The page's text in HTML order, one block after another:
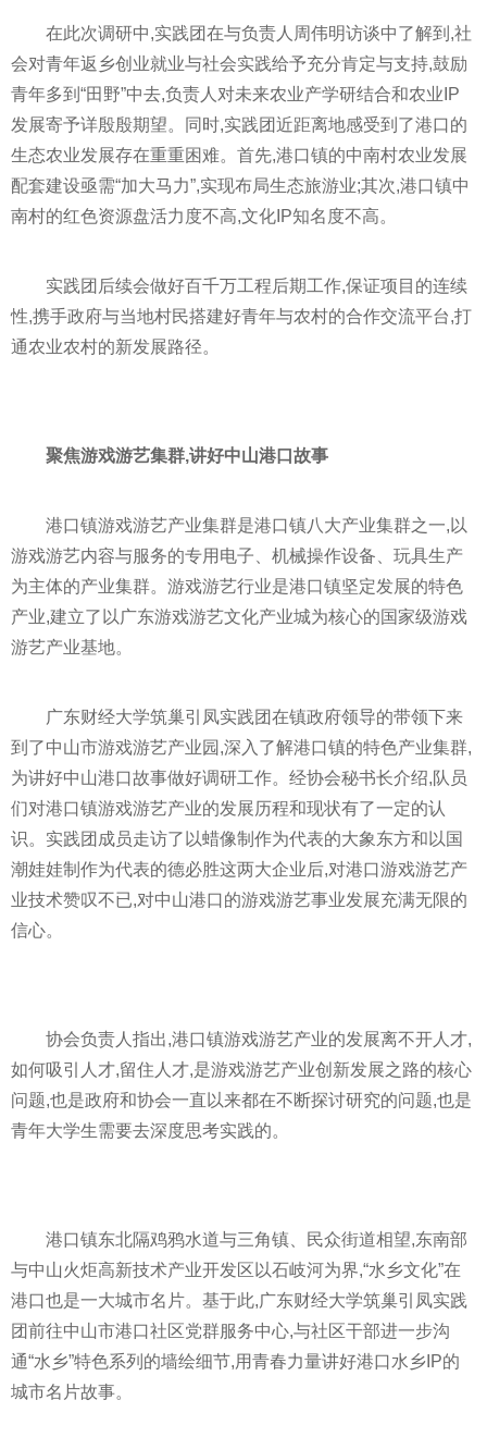
在此次调研中,实践团在与负责人周伟明访谈中了解到,社
会对青年返乡创业就业与社会实践给予充分肯定与支持,鼓励
青年多到“田野”中去,负责人对未来农业产学研结合和农业IP
发展寄予详殷殷期望。同时,实践团近距离地感受到了港口的
生态农业发展存在重重困难。首先,港口镇的中南村农业发展
配套建设亟需“加大马力”,实现布局生态旅游业;其次,港口镇中
南村的红色资源盘活力度不高,文化IP知名度不高。
实践团后续会做好百千万工程后期工作,保证项目的连续
性,携手政府与当地村民搭建好青年与农村的合作交流平台,打
通农业农村的新发展路径。
聚焦游戏游艺集群,讲好中山港口故事
港口镇游戏游艺产业集群是港口镇八大产业集群之一,以
游戏游艺内容与服务的专用电子、机械操作设备、玩具生产
为主体的产业集群。游戏游艺行业是港口镇坚定发展的特色
产业,建立了以广东游戏游艺文化产业城为核心的国家级游戏
游艺产业基地。
广东财经大学筑巢引凤实践团在镇政府领导的带领下来
到了中山市游戏游艺产业园,深入了解港口镇的特色产业集群,
为讲好中山港口故事做好调研工作。经协会秘书长介绍,队员
们对港口镇游戏游艺产业的发展历程和现状有了一定的认
识。实践团成员走访了以蜡像制作为代表的大象东方和以国
潮娃娃制作为代表的德必胜这两大企业后,对港口游戏游艺产
业技术赞叹不已,对中山港口的游戏游艺事业发展充满无限的
信心。
协会负责人指出,港口镇游戏游艺产业的发展离不开人才,
如何吸引人才,留住人才,是游戏游艺产业创新发展之路的核心
问题,也是政府和协会一直以来都在不断探讨研究的问题,也是
青年大学生需要去深度思考实践的。
港口镇东北隔鸡鸦水道与三角镇、民众街道相望,东南部
与中山火炬高新技术产业开发区以石岐河为界,“水乡文化”在
港口也是一大城市名片。基于此,广东财经大学筑巢引凤实践
团前往中山市港口社区党群服务中心,与社区干部进一步沟
通“水乡”特色系列的墙绘细节,用青春力量讲好港口水乡IP的
城市名片故事。